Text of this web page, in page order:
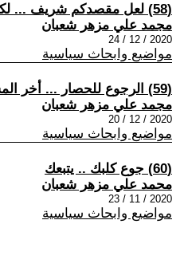
(58) لعل مقصدكم شريف ... لكن الواقع أنزع جلباب عفته .
مجمد علي مزهر شعبان
2020 / 12 / 24
مواضيع وابحاث سياسية
(59) الرجوع للحصار ... أخر المشوار
مجمد علي مزهر شعبان
2020 / 12 / 20
مواضيع وابحاث سياسية
(60) جوع كلبك .. يتبعك
محمد علي مزهر شعبان
2020 / 11 / 23
مواضيع وابحاث سياسية